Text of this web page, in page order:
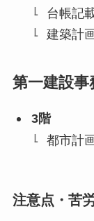
台帳記
建築計
第一建設事
3階
都市計
注意点・苦